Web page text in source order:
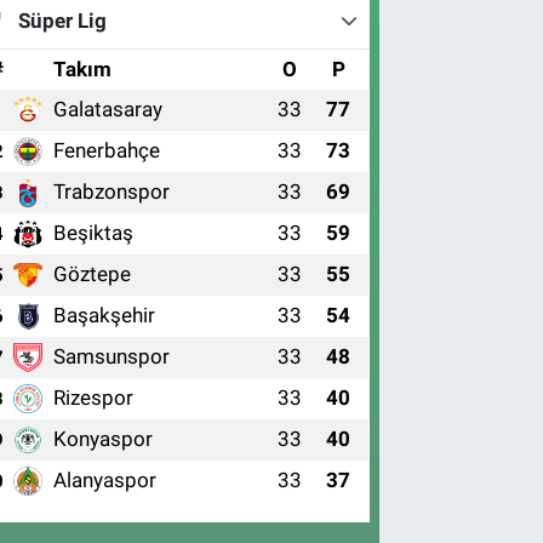
Süper Lig
Takım O P
Galatasaray 33 77
Fenerbahçe 33 73
Trabzonspor 33 69
Beşiktaş 33 59
Göztepe 33 55
Başakşehir 33 54
Samsunspor 33 48
Rizespor 33 40
Konyaspor 33 40
Alanyaspor 33 37